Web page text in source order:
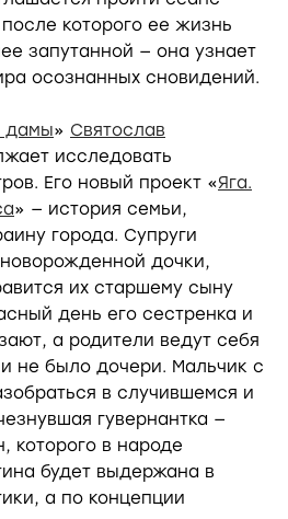
которого ее жизнь
запутанной — она узнает
осознанных сновидений.
дамы» Святослав
исследовать
Его новый проект «Яга.
» — история семьи,
города. Супруги
дочки,
их старшему сыну
день его сестренка и
а родители ведут себя
и не было дочери. Мальчик с
в случившемся и
гувернантка —
которого в народе
будет выдержана в
а по концепции